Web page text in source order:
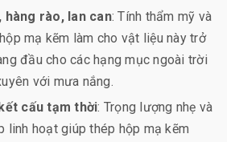
hàng rào, lan can: Tính thẩm mỹ và
mạ kẽm làm cho vật liệu này trở
đầu cho các hạng mục ngoài trời
với mưa nắng.
cấu tạm thời: Trọng lượng nhẹ và
linh hoạt giúp thép hộp mạ kẽm